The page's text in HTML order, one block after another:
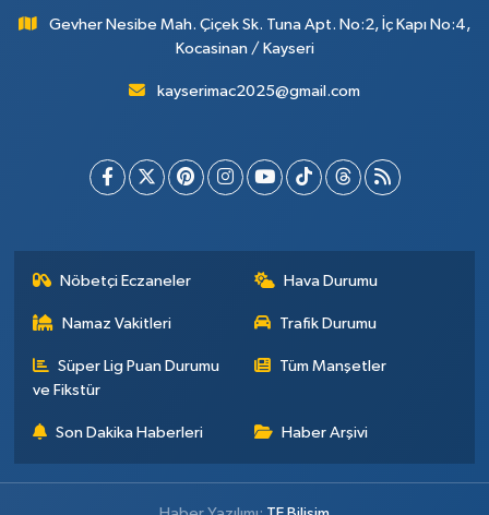
Gevher Nesibe Mah. Çiçek Sk. Tuna Apt. No:2, İç Kapı No:4,
Kocasinan / Kayseri
kayserimac2025@gmail.com
Nöbetçi Eczaneler Hava Durumu
Namaz Vakitleri Trafik Durumu
Süper Lig Puan Durumu
ve Fikstür
Tüm Manşetler
Son Dakika Haberleri Haber Arşivi